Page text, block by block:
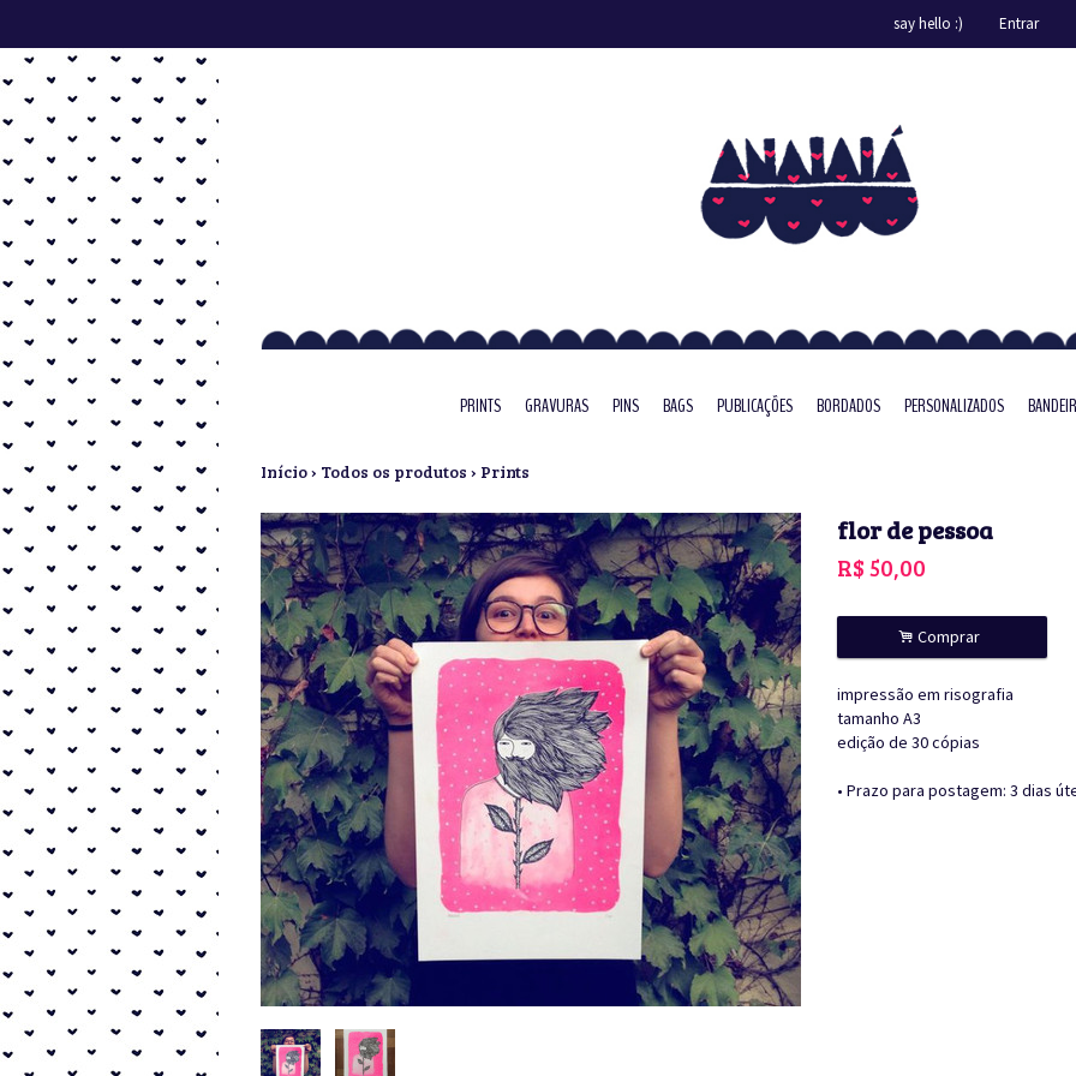
say hello :) Entrar
PRINTS GRAVURAS PINS BAGS PUBLICAÇÕES BORDADOS PERSONALIZADOS
Início› Todos os produtos › Prints
flor de pessoa
R$ 50,00
. Comprar
impressão em risografia
tamanho A3
edição de 30 cópias
• Prazo para postagem: 3 dias